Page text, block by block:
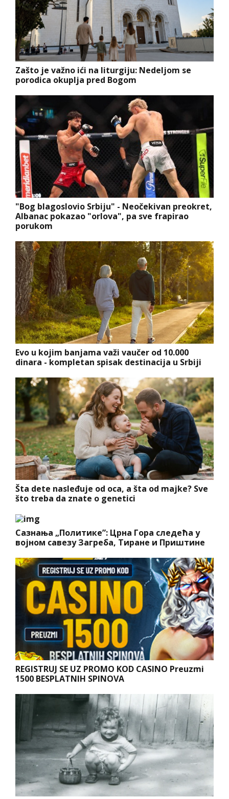
Zašto je važno ići na liturgiju: Nedeljom se
porodica okuplja pred Bogom
"Bog blagoslovio Srbiju" - Neočekivan preokret,
Albanac pokazao "orlova", pa sve frapirao
porukom
Evo u kojim banjama važi vaučer od 10.000
dinara - kompletan spisak destinacija u Srbiji
Šta dete nasleđuje od oca, a šta od majke? Sve
što treba da znate o genetici
Сазнања „Политике”: Црна Гора следећа у
војном савезу Загреба, Тиране и Приштине
REGISTRUJ SE UZ PROMO KOD CASINO Preuzmi
1500 BESPLATNIH SPINOVA